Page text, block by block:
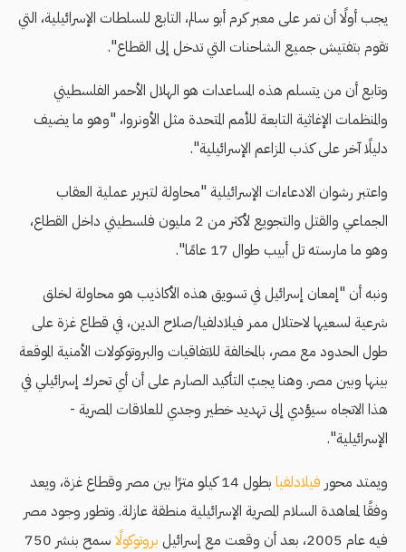
يجب أولًا أن تمر على معبر كرم أبو سالم، التابع للسلطات الإسرائيلية، التي
تقوم بتفتيش جميع الشاحنات التي تدخل إلى القطاع".
وتابع أن من يتسلم هذه المساعدات هو الهلال الأحمر الفلسطيني
والمنظمات الإغاثية التابعة للأمم المتحدة مثل الأونروا، "وهو ما يضيف
دليلًا آخر على كذب المزاعم الإسرائيلية".
واعتبر رشوان الادعاءات الإسرائيلية "محاولة لتبرير عملية العقاب
الجماعي والقتل والتجويع لأكثر من 2 مليون فلسطيني داخل القطاع،
وهو ما مارسته تل أبيب طوال 17 عامًا".
ونبه أن "إمعان إسرائيل في تسويق هذه الأكاذيب هو محاولة لخلق
شرعية لسعيها لاحتلال ممر فيلادلفيا/صلاح الدين، في قطاع غزة على
طول الحدود مع مصر، بالمخالفة للاتفاقيات والبروتوكولات الأمنية الموقعة
بينها وبين مصر. وهنا يجبّ التأكيد الصارم على أن أي تحرك إسرائيلي في
هذا الاتجاه سيؤدي إلى تهديد خطير وجدي للعلاقات المصرية -
الإسرائيلية".
ويمتد محور فيلادلفيا
بطول 14 كيلو مترًا بين مصر وقطاع غزة، ويعد
وفقًا لمعاهدة السلام المصرية الإسرائيلية منطقة عازلة. وتطور وجود مصر
فيه عام 2005، بعد أن وقعت مع إسرائيل
بروتوكولًا
سمح بنشر 750